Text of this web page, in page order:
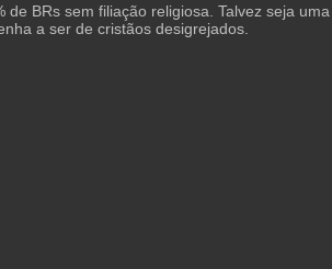
de BRs sem filiação religiosa. Talvez seja
a ser de cristãos desigrejados.